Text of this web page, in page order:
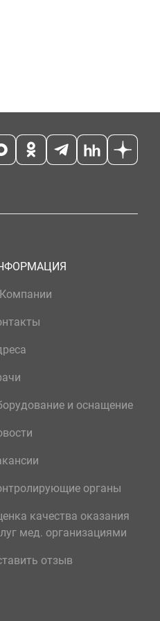
и оснащение
органы
качества оказания
мед. организациями
отзыв